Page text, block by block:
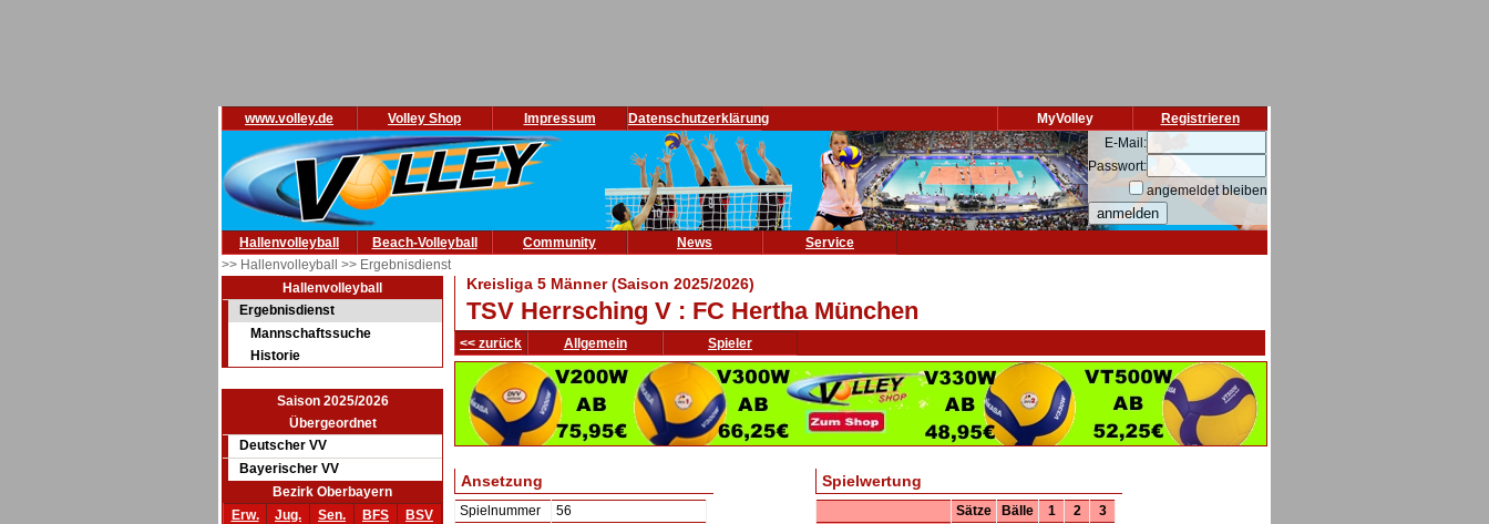
www.volley.de Volley Shop Impressum Datenschutzerklärung Registrieren
MyVolley
E-Mail:
Passwort:
angemeldet bleiben
Hallenvolleyball Beach-Volleyball Community News
Service
>> Hallenvolleyball >> Ergebnisdienst
Hallenvolleyball
Ergebnisdienst
Mannschaftssuche
Historie
Saison 2025/2026
Übergeordnet
Deutscher VV
Bayerischer VV
Bezirk Oberbayern
Erw.
Jug. Sen. BFS
BSV
Kreisliga 5 Männer (Saison 2025/2026)
TSV Herrsching V : FC Hertha München
<< zurück Allgemein Spieler
Ansetzung
Spielnummer
56
Spielwertung
Sätze Bälle 1 2
3